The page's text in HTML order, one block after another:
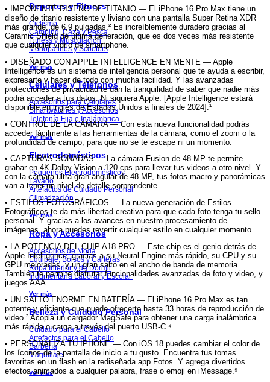
Deportes y Fitness
Ciclismo
Camping, Caza y Pesca
Fitness y Musculación
Monopatines y Scooters
Ver más
Celulares y Teléfonos
Accesorios para Celulares
Smartwatches y Accesorios
Telefonía Fija e Inalámbrica
Ver más
Electrodomésticos
Pequeños Electrodomésticos
Lavado
Artefactos de Cuidado Personal
Climatización
Ver más
Ropa y Accesorios
Accesorios de Moda
Equipaje, Bolsos y Carteras
Ropa Interior y de Dormir
Indumentaria Laboral y Escolar
Ver más
Belleza y Cuidado Personal
Cuidado para el Cabello
Artefactos para el Cabello
Barbería
Maquillaje
Ver más
• IMPONENTE DISEÑO DE TITANIO — El iPhone 16 Pro Max tiene un
diseño de titanio resistente y liviano con una pantalla Super Retina XDR
más grande, de 6,9 pulgadas.² Es increíblemente duradero gracias al
Ceramic Shield de última generación, que es dos veces más resistente
que cualquier vidrio de smartphone.
• DISEÑADO CON APPLE INTELLIGENCE EN MENTE — Apple
Intelligence es un sistema de inteligencia personal que te ayuda a escribir,
expresarte y hacer de todo con mucha facilidad. Y las avanzadas
protecciones de privacidad te dan la tranquilidad de saber que nadie más
podrá acceder a tus datos. Ni siquiera Apple. [Apple Intelligence estará
disponible en inglés de Estados Unidos a finales de 2024].¹
• CONTROL DE LA CÁMARA — Con esta nueva funcionalidad podrás
acceder fácilmente a las herramientas de la cámara, como el zoom o la
profundidad de campo, para que no se te escape ni un momento.
• CAPTURAS SOÑADAS — La cámara Fusion de 48 MP te permite
grabar en 4K Dolby Vision a 120 cps para llevar tus videos a otro nivel. Y
con la cámara ultra gran angular de 48 MP, tus fotos macro y panorámicas
van a tener un nivel de detalle sorprendente.
• ESTILOS FOTOGRÁFICOS — La nueva generación de Estilos
Fotográficos te da más libertad creativa para que cada foto tenga tu sello
personal. Y gracias a los avances en nuestro procesamiento de
imágenes, ahora puedes revertir cualquier estilo en cualquier momento.
• LA POTENCIA DEL CHIP A18 PRO — Este chip es el genio detrás de
Apple Intelligence, gracias a su Neural Engine más rápido, su CPU y su
GPU mejoradas, y un gran salto en el ancho de banda de memoria.
También te permite disfrutar funcionalidades avanzadas de foto y video, y
juegos AAA.
• UN SALTO ENORME EN BATERÍA — El iPhone 16 Pro Max es tan
potente y eficiente que puede ofrecerte hasta 33 horas de reproducción de
video.³ Acopla un cargador MagSafe para obtener una carga inalámbrica
más rápida o carga a través del puerto USB-C.⁴
• PERSONALIZA TU IPHONE — Con iOS 18 puedes cambiar el color de
los íconos de la pantalla de inicio a tu gusto. Encuentra tus tomas
favoritas en un flash en la rediseñada app Fotos. Y agrega divertidos
efectos animados a cualquier palabra, frase o emoji en iMessage.⁵